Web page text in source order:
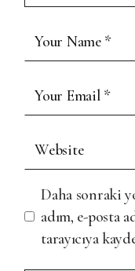
Daha sonraki
adım, e-posta
tarayıcıya